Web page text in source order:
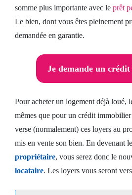
somme plus importante avec le prêt
Le bien, dont vous êtes pleinement
demandée en garantie.
Je demande un
Pour acheter un logement déjà loué,
mêmes que pour un crédit
verse (normalement) ces loyers au
mis en vente son bien. En devenant le
propriétaire, vous serez donc le
locataire. Les loyers vous seront